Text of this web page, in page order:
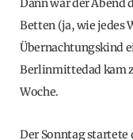
Dann war der Abend
Betten (ja, wie jedes
Übernachtungskind
Berlinmittedad kam
Woche.
Der Sonntag